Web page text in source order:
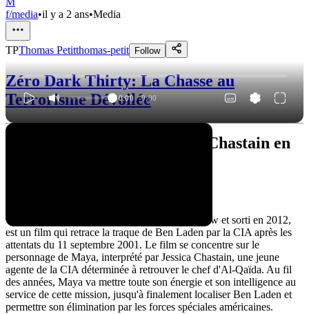
f/media•il y a 2 ans•Media
TPThomas Petitthomas-petit Follow
Zéro Dark Thirty: La Chasse au
Terrorisme Dévoilée
0:00 / 0:00
"Zero Dark Thirty : Jessica Chastain en
"Zero Dark Thirty", réalisé par Kathryn Bigelow et sorti en 2012,
est un film qui retrace la traque de Ben Laden par la CIA après les
attentats du 11 septembre 2001. Le film se concentre sur le
personnage de Maya, interprété par Jessica Chastain, une jeune
agente de la CIA déterminée à retrouver le chef d'Al-Qaïda. Au fil
des années, Maya va mettre toute son énergie et son intelligence au
service de cette mission, jusqu'à finalement localiser Ben Laden et
permettre son élimination par les forces spéciales américaines.